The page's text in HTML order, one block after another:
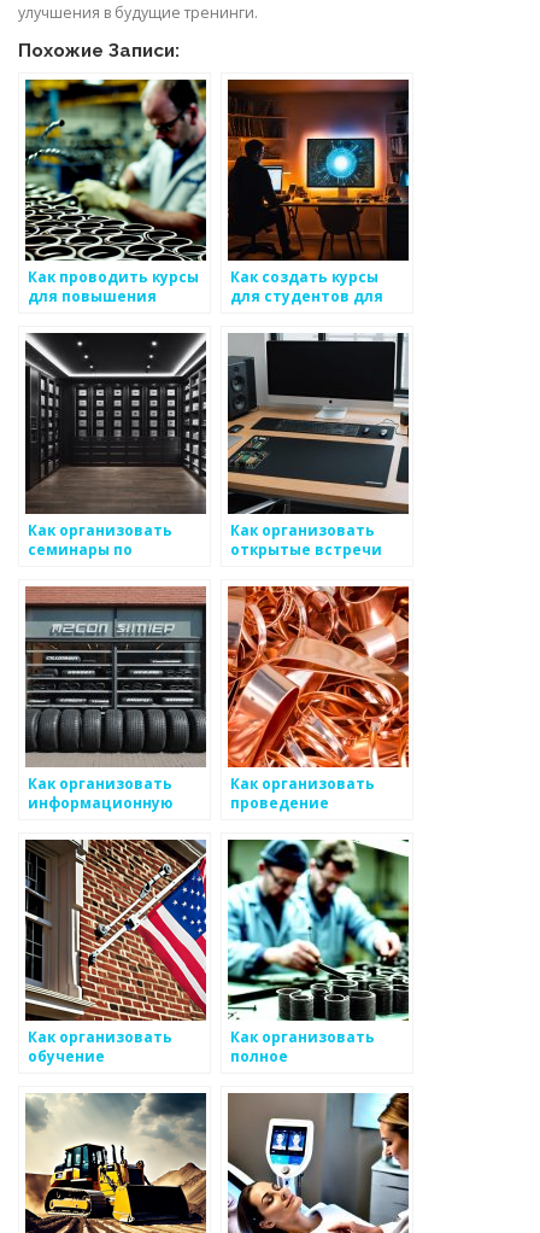
улучшения в будущие тренинги.
Похожие Записи:
Как проводить курсы
для повышения
сотрудников в сфере
металоизделий
Как создать курсы
для студентов для
к производству
металоизделий
Как организовать
семинары по
квалификации для
рабочих
металлоизделий
Как организовать
открытые встречи
общения с
продуктами
металоизделий
Как организовать
информационную
компаний по
металоизделиям
Как организовать
проведение
обучению
металлоизделиям
Как организовать
обучение
работающих с
инновациями в сфере
металоизделий
Как организовать
полное
металлоизделиях